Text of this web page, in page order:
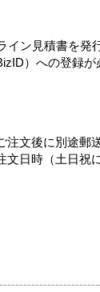
ン見積書を発
）への登録が
文後に別途郵
日時（土日